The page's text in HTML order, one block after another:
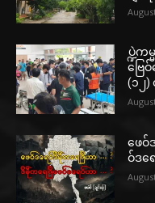
ပ္ဍဲက
ဗြေ
(၁၂)
ဖေဝ်
ဝ်ဒရ